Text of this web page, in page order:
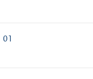
01